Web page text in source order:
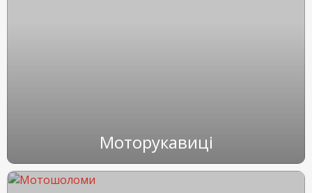
Моторукавиці